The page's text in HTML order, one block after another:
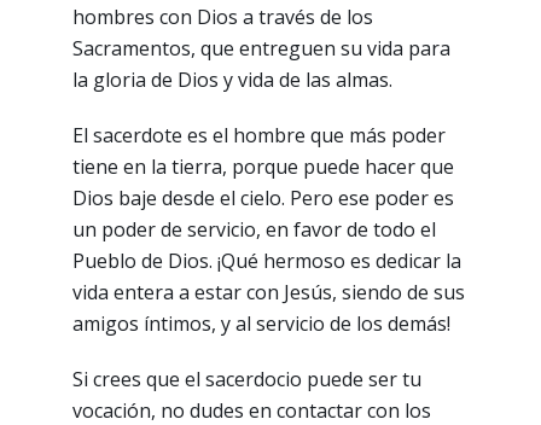
hombres con Dios a través de los
Sacramentos, que entreguen su vida para
la gloria de Dios y vida de las almas.
El sacerdote es el hombre que más poder
tiene en la tierra, porque puede hacer que
Dios baje desde el cielo. Pero ese poder es
un poder de servicio, en favor de todo el
Pueblo de Dios. ¡Qué hermoso es dedicar la
vida entera a estar con Jesús, siendo de sus
amigos íntimos, y al servicio de los demás!
Si crees que el sacerdocio puede ser tu
vocación, no dudes en contactar con los